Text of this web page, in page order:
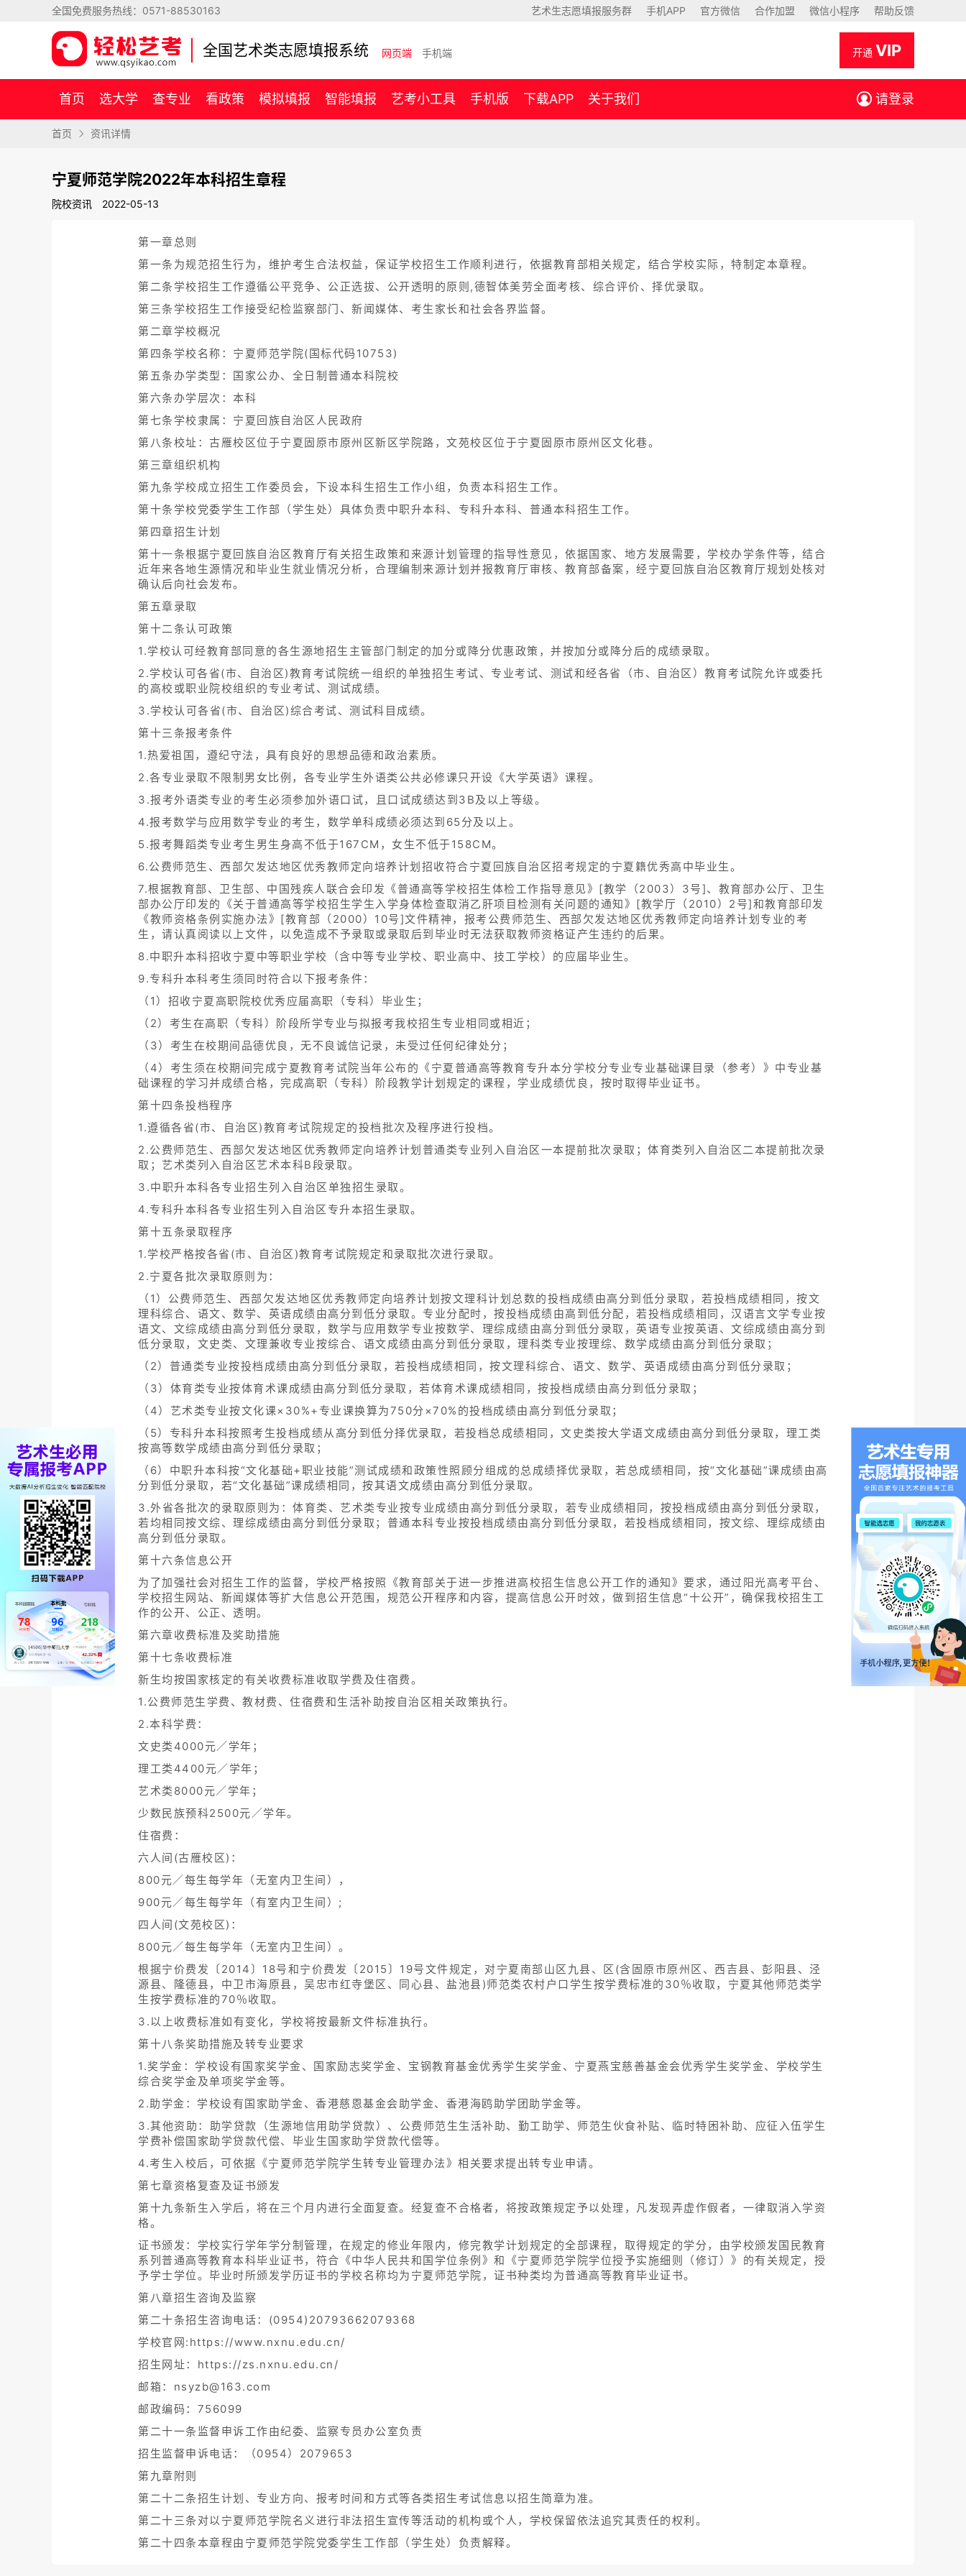
全国免费服务热线： 0571-88530163 艺术生志愿填报服务群 手机APP 官方微信 合作加盟 微信小程序 帮助反馈
全国艺术类志愿填报系统 网页端 手机端 开通 VIP
首页 选大学 查专业 看政策 模拟填报 智能填报 艺考小工具 手机版 下载APP 关于我们 请登录
首页 资讯详情
宁夏师范学院2022年本科招生章程
院校资讯 2022-05-13
第一章总则
第一条为规范招生行为，维护考生合法权益，保证学校招生工作顺利进行，依据教育部相关规定，结合学校实际，特制定本章程。
第二条学校招生工作遵循公平竞争、公正选拔、公开透明的原则,德智体美劳全面考核、综合评价、择优录取。
第三条学校招生工作接受纪检监察部门、新闻媒体、考生家长和社会各界监督。
第二章学校概况
第四条学校名称：宁夏师范学院(国标代码10753)
第五条办学类型：国家公办、全日制普通本科院校
第六条办学层次：本科
第七条学校隶属：宁夏回族自治区人民政府
第八条校址：古雁校区位于宁夏固原市原州区新区学院路，文苑校区位于宁夏固原市原州区文化巷。
第三章组织机构
第九条学校成立招生工作委员会，下设本科生招生工作小组，负责本科招生工作。
第十条学校党委学生工作部（学生处）具体负责中职升本科、专科升本科、普通本科招生工作。
第四章招生计划
第十一条根据宁夏回族自治区教育厅有关招生政策和来源计划管理的指导性意见，依据国家、地方发展需要，学校办学条件等，结合
近年来各地生源情况和毕业生就业情况分析，合理编制来源计划并报教育厅审核、教育部备案，经宁夏回族自治区教育厅规划处核对
确认后向社会发布。
第五章录取
第十二条认可政策
1.学校认可经教育部同意的各生源地招生主管部门制定的加分或降分优惠政策，并按加分或降分后的成绩录取。
2.学校认可各省(市、自治区)教育考试院统一组织的单独招生考试、专业考试、测试和经各省（市、自治区）教育考试院允许或委托
的高校或职业院校组织的专业考试、测试成绩。
3.学校认可各省(市、自治区)综合考试、测试科目成绩。
第十三条报考条件
1.热爱祖国，遵纪守法，具有良好的思想品德和政治素质。
2.各专业录取不限制男女比例，各专业学生外语类公共必修课只开设《大学英语》课程。
3.报考外语类专业的考生必须参加外语口试，且口试成绩达到3B及以上等级。
4.报考数学与应用数学专业的考生，数学单科成绩必须达到65分及以上。
5.报考舞蹈类专业考生男生身高不低于167CM，女生不低于158CM。
6.公费师范生、西部欠发达地区优秀教师定向培养计划招收符合宁夏回族自治区招考规定的宁夏籍优秀高中毕业生。
7.根据教育部、卫生部、中国残疾人联合会印发《普通高等学校招生体检工作指导意见》[教学（2003）3号]、教育部办公厅、卫生
部办公厅印发的《关于普通高等学校招生学生入学身体检查取消乙肝项目检测有关问题的通知》[教学厅（2010）2号]和教育部印发
《教师资格条例实施办法》[教育部（2000）10号]文件精神，报考公费师范生、西部欠发达地区优秀教师定向培养计划专业的考
生，请认真阅读以上文件，以免造成不予录取或录取后到毕业时无法获取教师资格证产生违约的后果。
8.中职升本科招收宁夏中等职业学校（含中等专业学校、职业高中、技工学校）的应届毕业生。
9.专科升本科考生须同时符合以下报考条件：
（1）招收宁夏高职院校优秀应届高职（专科）毕业生；
（2）考生在高职（专科）阶段所学专业与拟报考我校招生专业相同或相近；
（3）考生在校期间品德优良，无不良诚信记录，未受过任何纪律处分；
（4）考生须在校期间完成宁夏教育考试院当年公布的《宁夏普通高等教育专升本分学校分专业专业基础课目录（参考）》中专业基
础课程的学习并成绩合格，完成高职（专科）阶段教学计划规定的课程，学业成绩优良，按时取得毕业证书。
第十四条投档程序
1.遵循各省(市、自治区)教育考试院规定的投档批次及程序进行投档。
2.公费师范生、西部欠发达地区优秀教师定向培养计划普通类专业列入自治区一本提前批次录取；体育类列入自治区二本提前批次录
取；艺术类列入自治区艺术本科B段录取。
3.中职升本科各专业招生列入自治区单独招生录取。
4.专科升本科各专业招生列入自治区专升本招生录取。
第十五条录取程序
1.学校严格按各省(市、自治区)教育考试院规定和录取批次进行录取。
2.宁夏各批次录取原则为：
（1）公费师范生、西部欠发达地区优秀教师定向培养计划按文理科计划总数的投档成绩由高分到低分录取，若投档成绩相同，按文
理科综合、语文、数学、英语成绩由高分到低分录取。专业分配时，按投档成绩由高到低分配，若投档成绩相同，汉语言文学专业按
语文、文综成绩由高分到低分录取，数学与应用数学专业按数学、理综成绩由高分到低分录取，英语专业按英语、文综成绩由高分到
低分录取，文史类、文理兼收专业按综合、语文成绩由高分到低分录取，理科类专业按理综、数学成绩由高分到低分录取；
（2）普通类专业按投档成绩由高分到低分录取，若投档成绩相同，按文理科综合、语文、数学、英语成绩由高分到低分录取；
（3）体育类专业按体育术课成绩由高分到低分录取，若体育术课成绩相同，按投档成绩由高分到低分录取；
（4）艺术类专业按文化课×30%+专业课换算为750分×70%的投档成绩由高分到低分录取；
（5）专科升本科按照考生投档成绩从高分到低分择优录取，若投档总成绩相同，文史类按大学语文成绩由高分到低分录取，理工类
按高等数学成绩由高分到低分录取；
（6）中职升本科按“文化基础+职业技能”测试成绩和政策性照顾分组成的总成绩择优录取，若总成绩相同，按“文化基础”课成绩由高
分到低分录取，若“文化基础”课成绩相同，按其语文成绩由高分到低分录取。
3.外省各批次的录取原则为：体育类、艺术类专业按专业成绩由高分到低分录取，若专业成绩相同，按投档成绩由高分到低分录取，
若均相同按文综、理综成绩由高分到低分录取；普通本科专业按投档成绩由高分到低分录取，若投档成绩相同，按文综、理综成绩由
高分到低分录取。
第十六条信息公开
为了加强社会对招生工作的监督，学校严格按照《教育部关于进一步推进高校招生信息公开工作的通知》要求，通过阳光高考平台、
学校招生网站、新闻媒体等扩大信息公开范围，规范公开程序和内容，提高信息公开时效，做到招生信息“十公开”，确保我校招生工
作的公开、公正、透明。
第六章收费标准及奖助措施
第十七条收费标准
新生均按国家核定的有关收费标准收取学费及住宿费。
1.公费师范生学费、教材费、住宿费和生活补助按自治区相关政策执行。
2.本科学费：
文史类4000元／学年；
理工类4400元／学年；
艺术类8000元／学年；
少数民族预科2500元／学年。
住宿费：
六人间(古雁校区)：
800元／每生每学年（无室内卫生间），
900元／每生每学年（有室内卫生间）;
四人间(文苑校区)：
800元／每生每学年（无室内卫生间）。
根据宁价费发〔2014〕18号和宁价费发〔2015〕19号文件规定，对宁夏南部山区九县、区(含固原市原州区、西吉县、彭阳县、泾
源县、隆德县，中卫市海原县，吴忠市红寺堡区、同心县、盐池县)师范类农村户口学生按学费标准的30％收取，宁夏其他师范类学
生按学费标准的70％收取。
3.以上收费标准如有变化，学校将按最新文件标准执行。
第十八条奖助措施及转专业要求
1.奖学金：学校设有国家奖学金、国家励志奖学金、宝钢教育基金优秀学生奖学金、宁夏燕宝慈善基金会优秀学生奖学金、学校学生
综合奖学金及单项奖学金等。
2.助学金：学校设有国家助学金、香港慈恩基金会助学金、香港海鸥助学团助学金等。
3.其他资助：助学贷款（生源地信用助学贷款）、公费师范生生活补助、勤工助学、师范生伙食补贴、临时特困补助、应征入伍学生
学费补偿国家助学贷款代偿、毕业生国家助学贷款代偿等。
4.考生入校后，可依据《宁夏师范学院学生转专业管理办法》相关要求提出转专业申请。
第七章资格复查及证书颁发
第十九条新生入学后，将在三个月内进行全面复查。经复查不合格者，将按政策规定予以处理，凡发现弄虚作假者，一律取消入学资
格。
证书颁发：学校实行学年学分制管理，在规定的修业年限内，修完教学计划规定的全部课程，取得规定的学分，由学校颁发国民教育
系列普通高等教育本科毕业证书，符合《中华人民共和国学位条例》和《宁夏师范学院学位授予实施细则（修订）》的有关规定，授
予学士学位。毕业时所颁发学历证书的学校名称均为宁夏师范学院，证书种类均为普通高等教育毕业证书。
第八章招生咨询及监察
第二十条招生咨询电话：(0954)20793662079368
学校官网:https://www.nxnu.edu.cn/
招生网址：https://zs.nxnu.edu.cn/
邮箱：nsyzb@163.com
邮政编码：756099
第二十一条监督申诉工作由纪委、监察专员办公室负责
招生监督申诉电话：（0954）2079653
第九章附则
第二十二条招生计划、专业方向、报考时间和方式等各类招生考试信息以招生简章为准。
第二十三条对以宁夏师范学院名义进行非法招生宣传等活动的机构或个人，学校保留依法追究其责任的权利。
第二十四条本章程由宁夏师范学院党委学生工作部（学生处）负责解释。